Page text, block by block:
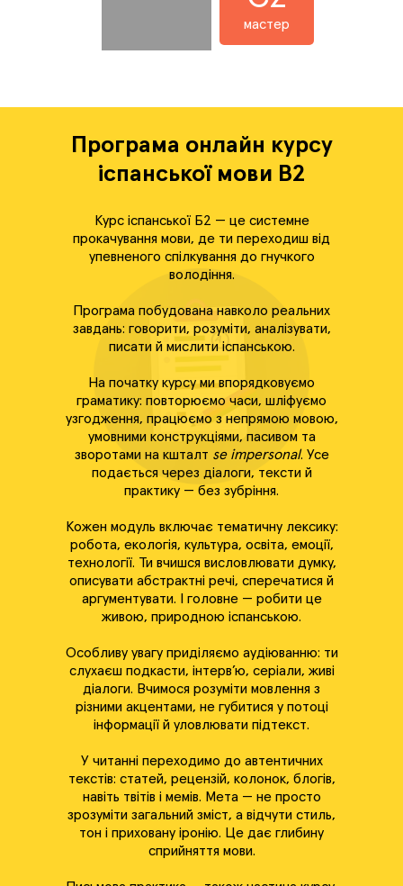
мастер
Програма онлайн курсу
іспанської мови В2
Курс іспанської Б2 — це системне
прокачування мови, де ти переходиш від
упевненого спілкування до гнучкого
володіння.
Програма побудована навколо реальних
завдань: говорити, розуміти, аналізувати,
писати й мислити іспанською.
На початку курсу ми впорядковуємо
граматику: повторюємо часи, шліфуємо
узгодження, працюємо з непрямою мовою,
умовними конструкціями, пасивом та
зворотами на кшталт se impersonal. Усе
подається через діалоги, тексти й
практику — без зубріння.
Кожен модуль включає тематичну лексику:
робота, екологія, культура, освіта, емоції,
технології. Ти вчишся висловлювати думку,
описувати абстрактні речі, сперечатися й
аргументувати. І головне — робити це
живою, природною іспанською.
Особливу увагу приділяємо аудіюванню: ти
слухаєш подкасти, інтерв’ю, серіали, живі
діалоги. Вчимося розуміти мовлення з
різними акцентами, не губитися у потоці
інформації й уловлювати підтекст.
У читанні переходимо до автентичних
текстів: статей, рецензій, колонок, блогів,
навіть твітів і мемів. Мета — не просто
зрозуміти загальний зміст, а відчути стиль,
тон і приховану іронію. Це дає глибину
сприйняття мови.